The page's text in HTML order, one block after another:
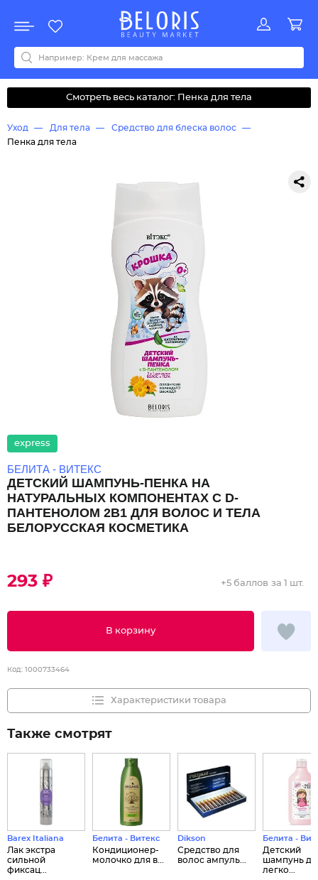
Акции
Все бренды
0-9ABCDEFGHIJKLMNOPQRSTUVWYZАБВДЗИМОКЛНПРСТУФ
Смотреть весь каталог: Пенка для тела
Уход Для тела
Средство для блеска волос
Пенка для тела
express
БЕЛИТА - ВИТЕКС
ДЕТСКИЙ ШАМПУНЬ-ПЕНКА НА
НАТУРАЛЬНЫХ КОМПОНЕНТАХ С D-
ПАНТЕНОЛОМ 2В1 ДЛЯ ВОЛОС И ТЕЛА
БЕЛОРУССКАЯ КОСМЕТИКА
293 ₽
В корзину
+5 баллов за 1 шт.
Код: 1000733464
Характеристики товара
Также смотрят
Barex Italiana
Лак экстра
сильной
фиксац...
Белита - Витекс
Кондиционер-
молочко для в...
Dikson
Средство для
волос ампуль...
Белита -
Детский
шампунь
легко...